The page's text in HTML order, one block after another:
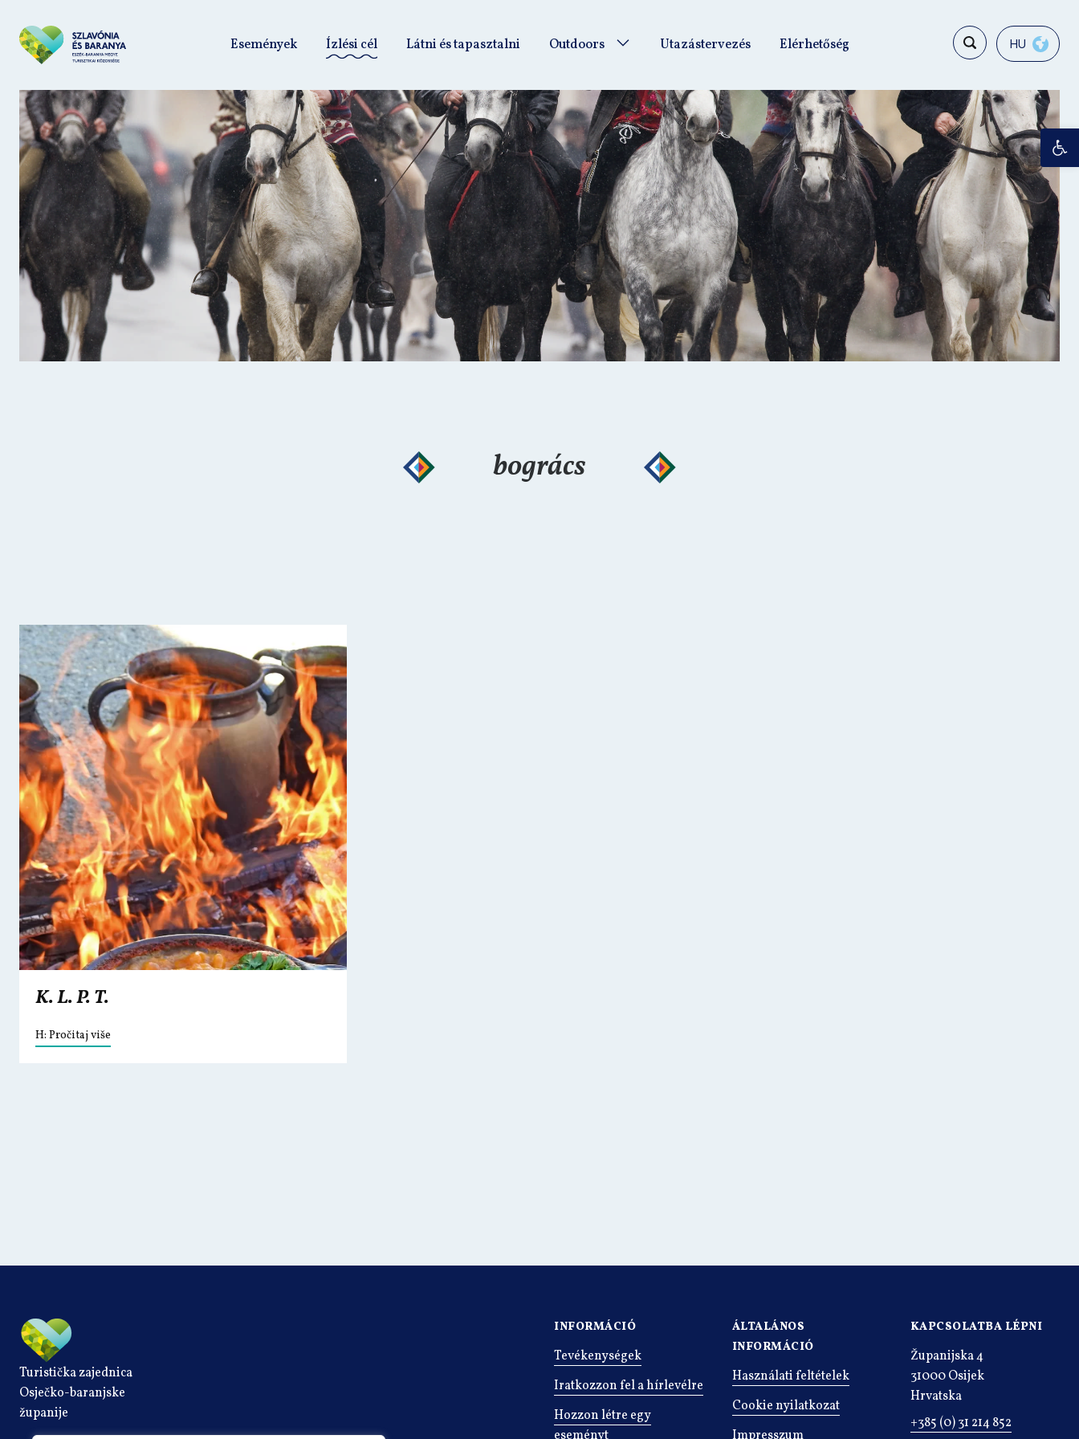
Események Ízlési cél Látni és tapasztalni Outdoors Utazástervezés Elérhetőség HU
bogrács
K. L. P. T.
H: Pročitaj više
Turistička zajednica
Osječko-baranjske
županije
INFORMÁCIÓ
Tevékenységek
Iratkozzon fel a hírlevélre
Hozzon létre egy
eseményt
ÁLTALÁNOS
INFORMÁCIÓ
Használati feltételek
Cookie nyilatkozat
Impresszum
KAPCSOLATBA LÉPNI
Županijska 4
31000 Osijek
Hrvatska
+385 (0) 31 214 852